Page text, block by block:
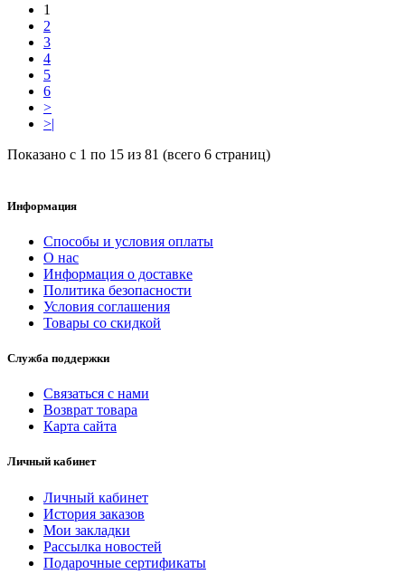
1
2
3
4
5
6
>
>|
Показано с 1 по 15 из 81 (всего 6 страниц)
Информация
Способы и условия оплаты
О нас
Информация о доставке
Политика безопасности
Условия соглашения
Товары со скидкой
Служба поддержки
Связаться с нами
Возврат товара
Карта сайта
Личный кабинет
Личный кабинет
История заказов
Мои закладки
Рассылка новостей
Подарочные сертификаты